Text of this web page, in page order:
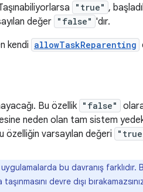
"true" ,
değer "false" 'dır.
kendi allowTaskReparenting
Bu özellik "false"
neden olan tam sistem
özelliğin varsayılan değeri
bu davranış farklıdır.
devre dışı